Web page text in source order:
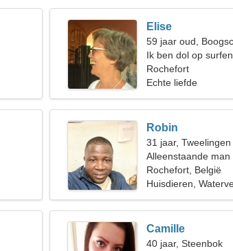
Elise
59 jaar oud,
Ik ben dol op
Rochefort
Echte liefde
Robin
31 jaar, Tweelingen
Alleenstaande
Rochefort, België
Huisdieren,
Camille
40 jaar, Steenbok